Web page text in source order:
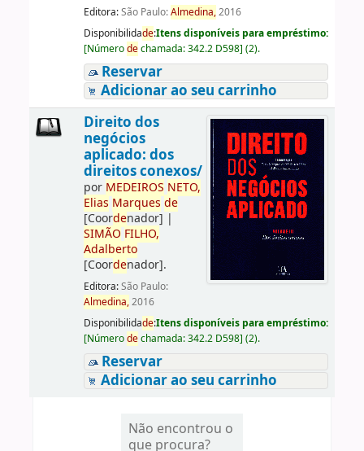
Editora:São Paulo:Almedina,2016
Disponibilidade:Itens disponíveis para empréstimo:
[Númerodechamada:342.2 D598] (2).
Reservar
Adicionar ao seu carrinho
Direito dos
negócios
aplicado: dos
direitos conexos/
por MEDEIROS NETO,
Elias Marques de
[Coordenador] |
SIMÃO FILHO,
Adalberto
[Coordenador].
Editora:São Paulo:
Almedina,2016
Disponibilidade:Itens disponíveis para empréstimo:
[Númerodechamada:342.2 D598] (2).
Reservar
Adicionar ao seu carrinho
Não encontrou o
que procura?